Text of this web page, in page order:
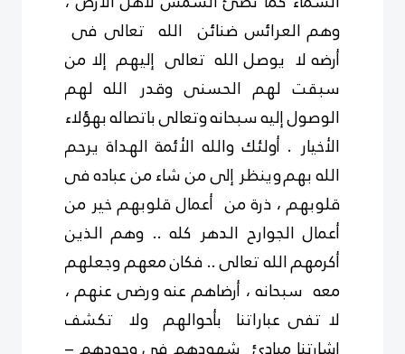
وهم العرائس ضنائن الله تعالى فى
أرضه لا يوصل الله تعالى إليهم إلا من
سبقت لهم الحسنى وقدر الله لهم
الوصول إليه سبحانه وتعالى باتصاله بهؤلاء
الأخيار . أولئك والله الأئمة الهداة يرحم
الله بهموينظر إلى من شاء من عباده فى
قلوبهم ، ذرة من أعمال قلوبهم خير من
أعمال الجوارح الدهر كله .. وهم الذين
أكرمهم الله تعالى .. فكان معهم وجعلهم
معه سبحانه ، أرضاهم عنه ورضى عنهم ،
لا تفى عباراتنا بأحوالهم ولا تكشف